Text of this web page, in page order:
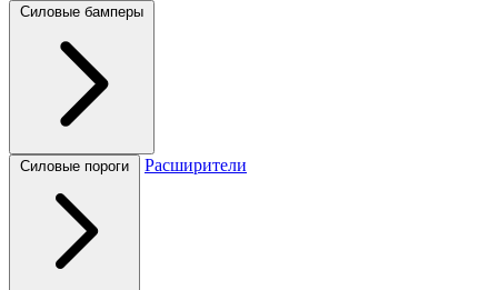
Силовые бамперы
Силовые пороги Расширители